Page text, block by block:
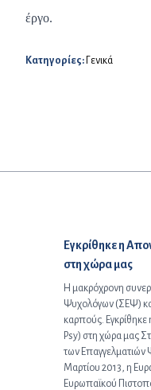
έργο.
Κατηγορίες: Γενικά
Προηγούμενο
Εγκρίθηκε η
στη χώρα μας
Η μακρόχρονη
Ψυχολόγων (ΣΕΨ)
καρπούς.
Psy) στη χώρα μας
των
Μαρτίου 2013, η
Ευρωπαϊκού